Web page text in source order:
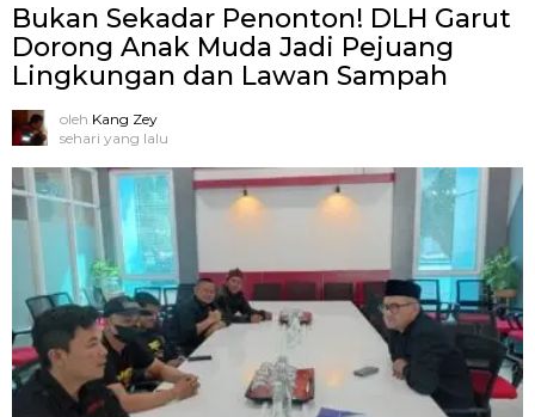
Bukan Sekadar Penonton! DLH Garut
Dorong Anak Muda Jadi Pejuang
Lingkungan dan Lawan Sampah
oleh Kang Zey
sehari yang lalu